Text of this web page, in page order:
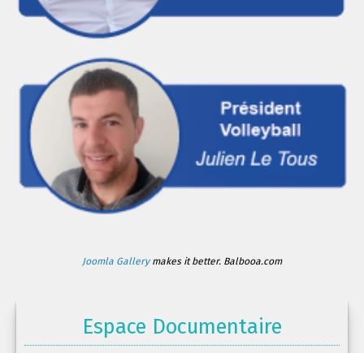
Joomla Gallerymakes it better. Balbooa.com
Espace Documentaire